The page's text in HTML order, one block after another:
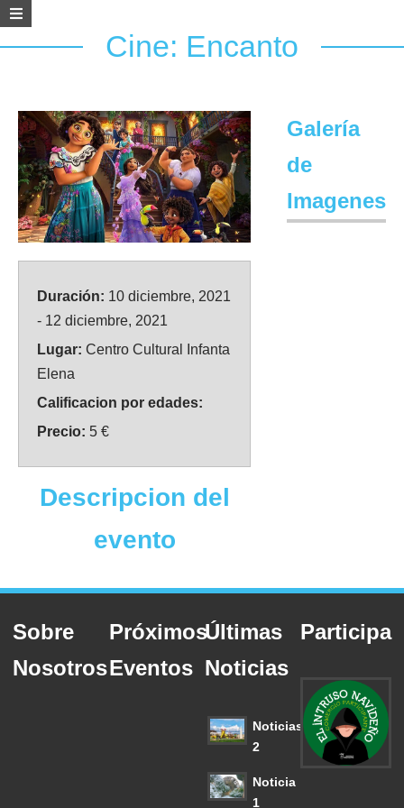
Cine: Encanto
Duración: 10 diciembre, 2021
- 12 diciembre, 2021
Lugar: Centro Cultural Infanta
Elena
Calificacion por edades:
Precio: 5 €
Descripcion del
evento
Galería
de
Imagenes
Sobre
Nosotros
Próximos
Eventos
Últimas
Noticias
Noticias
2
Noticia
1
Participa